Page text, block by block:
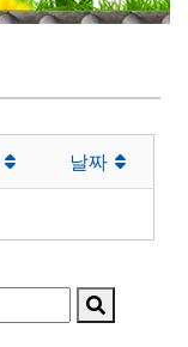
날짜